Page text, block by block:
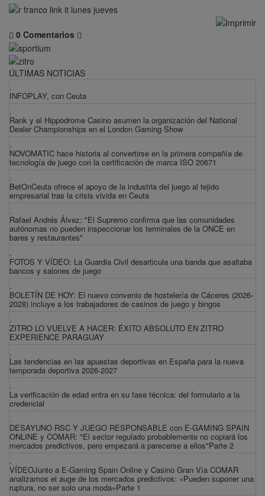
0 Comentarios
ÚLTIMAS NOTICIAS
.
INFOPLAY, con Ceuta
.
Rank y el Hippodrome Casino asumen la organización del National
Dealer Championships en el London Gaming Show
.
NOVOMATIC hace historia al convertirse en la primera compañía de
tecnología de juego con la certificación de marca ISO 20671
.
BetOnCeuta ofrece el apoyo de la industria del juego al tejido
empresarial tras la crisis vivida en Ceuta
.
Rafael Andrés Álvez: "El Supremo confirma que las comunidades
autónomas no pueden inspeccionar los terminales de la ONCE en
bares y restaurantes"
.
FOTOS Y VÍDEO: La Guardia Civil desarticula una banda que asaltaba
bancos y salones de juego
.
BOLETÍN DE HOY: El nuevo convenio de hostelería de Cáceres (2026-
2028) incluye a los trabajadores de casinos de juego y bingos
.
ZITRO LO VUELVE A HACER: ÉXITO ABSOLUTO EN ZITRO
EXPERIENCE PARAGUAY
.
Las tendencias en las apuestas deportivas en España para la nueva
temporada deportiva 2026-2027
.
La verificación de edad entra en su fase técnica: del formulario a la
credencial
.
DESAYUNO RSC Y JUEGO RESPONSABLE con E-GAMING SPAIN
ONLINE y COMAR: "El sector regulado probablemente no copiará los
mercados predictivos, pero empezará a parecerse a ellos"Parte 2
.
VÍDEOJunto a E-Gaming Spain Online y Casino Gran Vía COMAR
analizamos el auge de los mercados predictivos: «Pueden suponer una
ruptura, no ser solo una moda»Parte 1